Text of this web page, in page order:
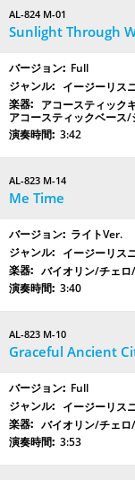
AL-824 M-01
Sunlight Through
Full
イージーリス
アコースティック
アコースティックベース/
3:42
AL-823 M-14
Me Time
ライトVer.
イージーリス
バイオリン/チェ
3:40
AL-823 M-10
Graceful Ancient
Full
イージーリス
バイオリン/チェ
3:53